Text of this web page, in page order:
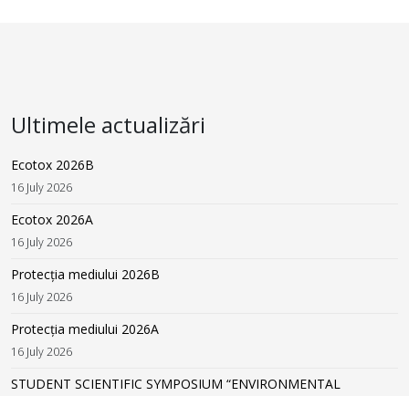
Ultimele actualizări
Ecotox 2026B
16 July 2026
Ecotox 2026A
16 July 2026
Protecția mediului 2026B
16 July 2026
Protecția mediului 2026A
16 July 2026
STUDENT SCIENTIFIC SYMPOSIUM “ENVIRONMENTAL